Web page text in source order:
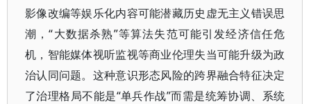
影像改编等娱乐化内容可能潜藏历史虚无主义错误思
潮，“大数据杀熟”等算法失范可能引发经济信任危
机，智能媒体视听监视等商业伦理失当可能升级为政
治认同问题。这种意识形态风险的跨界融合特征决定
了治理格局不能是“单兵作战”而需是统筹协调、系统